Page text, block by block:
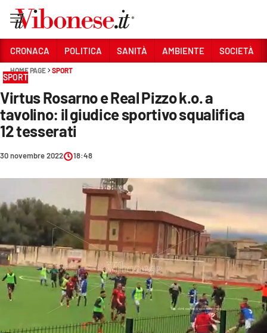
Sezioni
CRONACA
POLITICA
SOCIETÀ
CULTURA
ECONOMIA E LAVORO
EVENTI
CRONACA POLITICA SANITÀ AMBIENTE SOCIETÀ
HOME PAGE SPORT
SPORT
Virtus Rosarno e Real Pizzo k.o. a
tavolino: il giudice sportivo squalifica
12 tesserati
30 novembre 2022 18:48